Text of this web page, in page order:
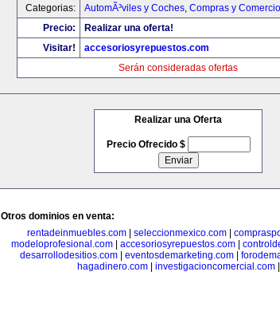
Categorias:
AutomÃ³viles y Coches, Compras y
Precio:
Realizar una oferta!
Visitar!
accesoriosyrepuestos.com
Serán consideradas ofertas
Realizar una Oferta
Precio Ofrecido $
Otros dominios en venta:
rentadeinmuebles.com
seleccionmexico.com
modeloprofesional.com| accesoriosyrepuestos.com|
desarrollodesitios.com| eventosdemarketing.com|
hagadinero.com| investigacioncomercial.com|